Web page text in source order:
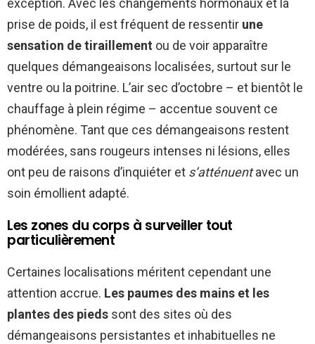
exception. Avec les changements hormonaux et la
prise de poids, il est fréquent de ressentir une
sensation de tiraillement ou de voir apparaître
quelques démangeaisons localisées, surtout sur le
ventre ou la poitrine. L’air sec d’octobre – et bientôt le
chauffage à plein régime – accentue souvent ce
phénomène. Tant que ces démangeaisons restent
modérées, sans rougeurs intenses ni lésions, elles
ont peu de raisons d’inquiéter et s’atténuentavec un
soin émollient adapté.
Les zones du corps à surveiller tout
particulièrement
Certaines localisations méritent cependant une
attention accrue. Les paumes des mains et les
plantes des pieds sont des sites où des
démangeaisons persistantes et inhabituelles ne